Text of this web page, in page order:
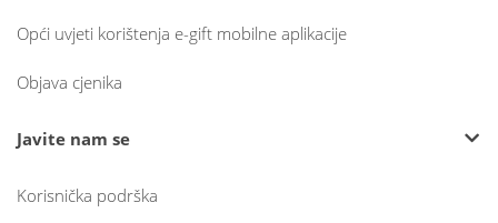
Opći uvjeti korištenja e-gift mobilne aplikacije
Objava cjenika
Javite nam se
Korisnička podrška